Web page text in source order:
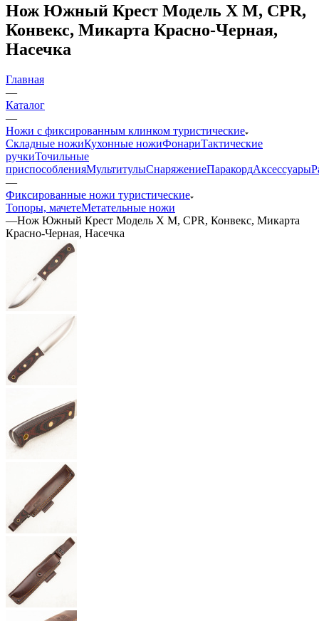
Нож Южный Крест Модель X M, CPR,
Конвекс, Микарта Красно-Черная,
Насечка
Главная
—
Каталог
—
Ножи с фиксированным клинком туристические
Складные ножиКухонные ножиФонариТактические
ручкиТочильные
приспособленияМультитулыСнаряжениеПаракордАксессуары
—
Фиксированные ножи туристические
Топоры, мачетеМетательные ножи
—Нож Южный Крест Модель X M, CPR, Конвекс, Микарта
Красно-Черная, Насечка